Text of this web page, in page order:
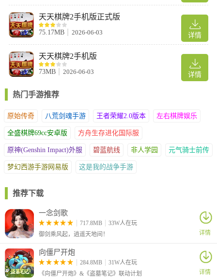
详情
天天棋牌2手机版正式版
75.17MB 2026-06-03
详情
天天棋牌2手机版
73MB 2026-06-03
热门手游推荐
原始传奇 八荒剑魂手游 王者荣耀2.0版本 左右棋牌娱乐
全盛棋牌69cc安卓版 方舟生存进化国际服
原神(Genshin Impact)外服 碧蓝航线 非人学园 元气骑士前传
梦幻西游手游网易版 这是我的战争手游
推荐下载
一念剑歌
717.8MB
33W人在玩
御剑乘风起，逍遥天地间！
详情
向僵尸开炮
284.8MB
31W人在玩
《向僵尸开炮》&《盗墓笔记》联动计划
详情